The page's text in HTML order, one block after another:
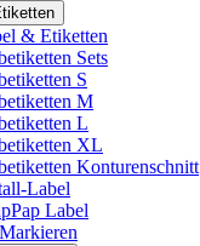
& Etiketten
Sets
S
M
L
XL
Konturenschnitt
Label
Label